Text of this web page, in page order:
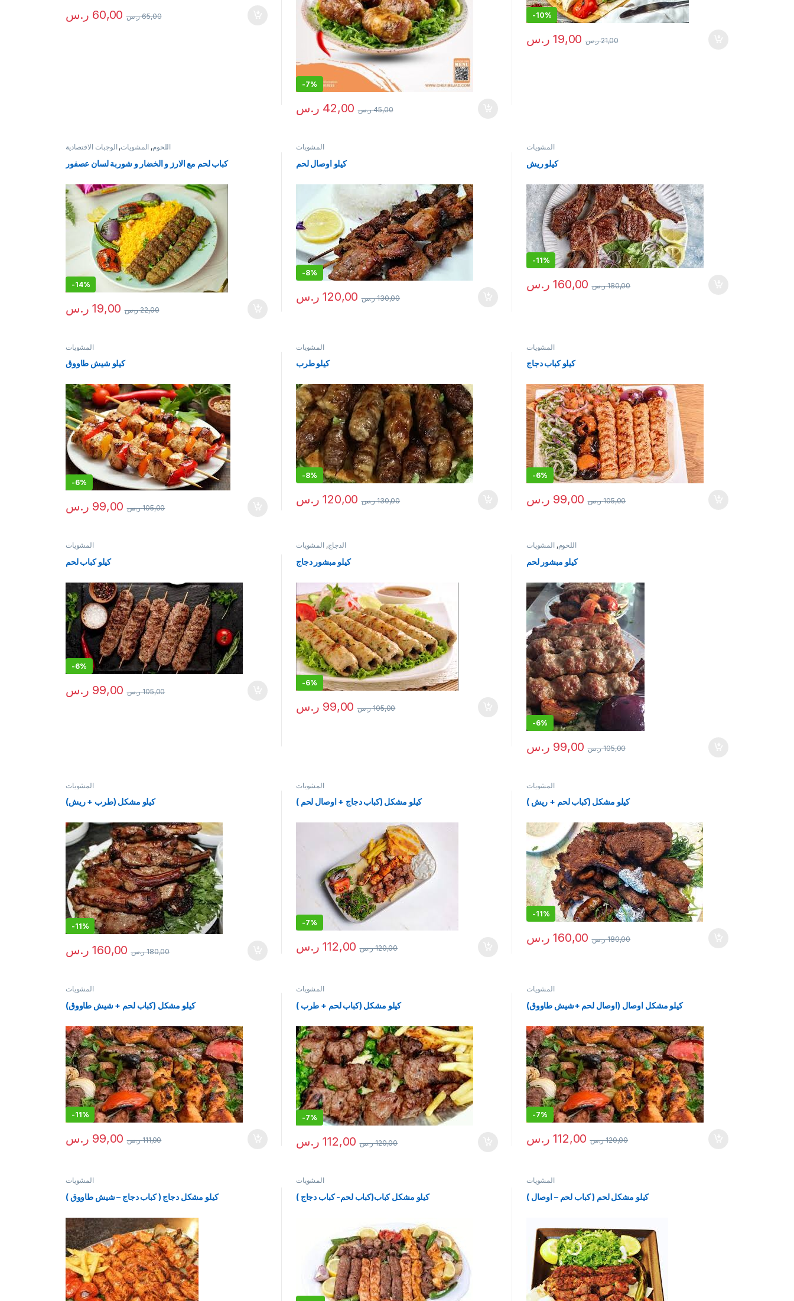
60,00 ر.س 65,00ر.س
-7%
42,00 ر.س 45,00ر.س
-10%
19,00 ر.س 21,00ر.س
اللحوم, المشويات,الوجبات الاقتصادية
كباب لحم مع الارز و الخضار و شوربة لسان عصفور
-14%
19,00 ر.س 22,00ر.س
المشويات
كيلو اوصال لحم
-8%
120,00 ر.س 130,00ر.س
المشويات
كيلو ريش
-11%
160,00 ر.س 180,00ر.س
المشويات
كيلو شيش طاووق
-6%
99,00 ر.س 105,00ر.س
المشويات
كيلو طرب
-8%
120,00 ر.س 130,00ر.س
المشويات
كيلو كباب دجاج
-6%
99,00 ر.س 105,00ر.س
المشويات
كيلو كباب لحم
-6%
99,00 ر.س 105,00ر.س
الدجاج,المشويات
كيلو مبشور دجاج
-6%
99,00 ر.س 105,00ر.س
اللحوم,المشويات
كيلو مبشور لحم
-6%
99,00 ر.س 105,00ر.س
المشويات
كيلو مشكل (طرب + ريش)
-11%
160,00 ر.س 180,00ر.س
المشويات
كيلو مشكل (كباب دجاج + اوصال لحم )
-7%
112,00 ر.س 120,00ر.س
المشويات
كيلو مشكل (كباب لحم + ريش )
-11%
160,00 ر.س 180,00ر.س
المشويات
كيلو مشكل (كباب لحم + شيش طاووق)
-11%
99,00 ر.س 111,00ر.س
المشويات
كيلو مشكل (كباب لحم + طرب )
-7%
112,00 ر.س 120,00ر.س
المشويات
كيلو مشكل اوصال (اوصال لحم +شيش طاووق)
-7%
112,00 ر.س 120,00ر.س
المشويات
كيلو مشكل دجاج ( كباب دجاج – شيش طاووق )
المشويات
كيلو مشكل كباب(كباب لحم- كباب دجاج )
المشويات
كيلو مشكل لحم ( كباب لحم – اوصال )